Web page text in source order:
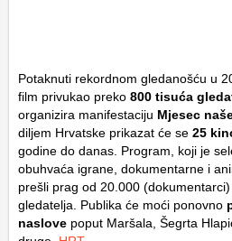
Potaknuti rekordnom gledanošću u
film privukao preko 800 tisuća
organizira manifestaciju Mjesec
diljem Hrvatske prikazat će se 25
godine do danas. Program, koji je
obuhvaća igrane, dokumentarne i
prešli prag od 20.000
gledatelja. Publika će moći ponovno
naslove poput Maršala Šegrta